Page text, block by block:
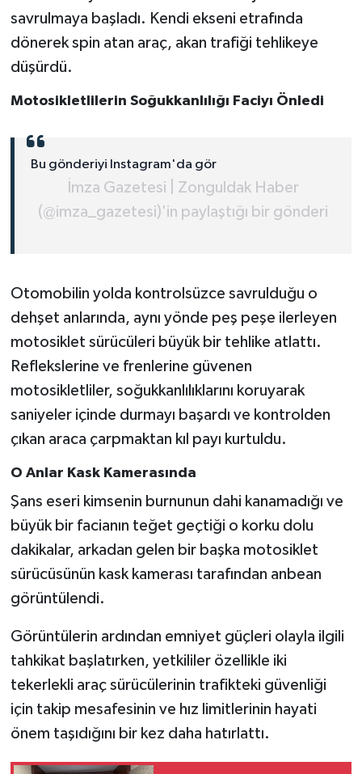
savrulmaya başladı. Kendi ekseni etrafında
dönerek spin atan araç, akan trafiği tehlikeye
düşürdü.
Motosikletlilerin Soğukkanlılığı Faciyı Önledi
Bu gönderiyi Instagram'da gör
İmza Gazetesi | Zonguldak Haber
(@imza_gazetesi)'in paylaştığı bir gönderi
Otomobilin yolda kontrolsüzce savrulduğu o
dehşet anlarında, aynı yönde peş peşe ilerleyen
motosiklet sürücüleri büyük bir tehlike atlattı.
Reflekslerine ve frenlerine güvenen
motosikletliler, soğukkanlılıklarını koruyarak
saniyeler içinde durmayı başardı ve kontrolden
çıkan araca çarpmaktan kıl payı kurtuldu.
O Anlar Kask Kamerasında
Şans eseri kimsenin burnunun dahi kanamadığı ve
büyük bir facianın teğet geçtiği o korku dolu
dakikalar, arkadan gelen bir başka motosiklet
sürücüsünün kask kamerası tarafından anbean
görüntülendi.
Görüntülerin ardından emniyet güçleri olayla ilgili
tahkikat başlatırken, yetkililer özellikle iki
tekerlekli araç sürücülerinin trafikteki güvenliği
için takip mesafesinin ve hız limitlerinin hayati
önem taşıdığını bir kez daha hatırlattı.